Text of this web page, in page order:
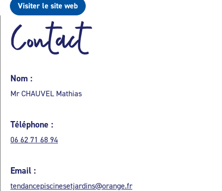
Visiter le site web
Contact
Nom :
Mr CHAUVEL Mathias
Téléphone :
06 62 71 68 94
Email :
tendancepiscinesetjardins@orange.fr